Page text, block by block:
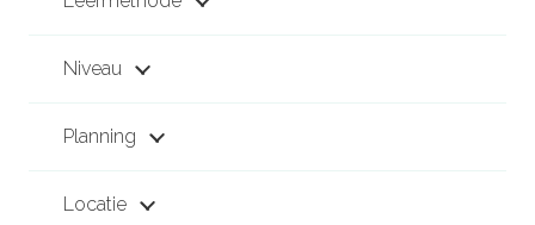
Niveau
Planning
Locatie